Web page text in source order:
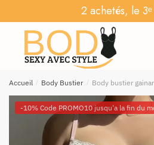
2 achetés, le
Accueil / Body Bustier / Body bustier
-10% Code PROMO10 jusqu'a la fin du